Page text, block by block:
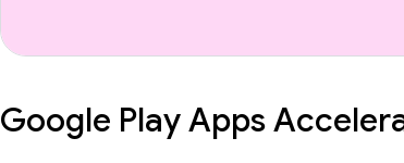
Google Play Apps